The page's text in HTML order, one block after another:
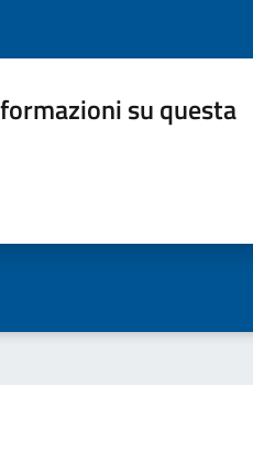
su questa